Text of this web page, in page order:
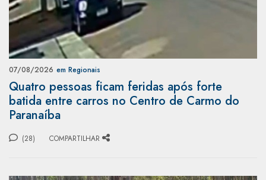
07/08/2026 em Regionais
Quatro pessoas ficam feridas após forte
batida entre carros no Centro de Carmo do
Paranaíba
(28) COMPARTILHAR